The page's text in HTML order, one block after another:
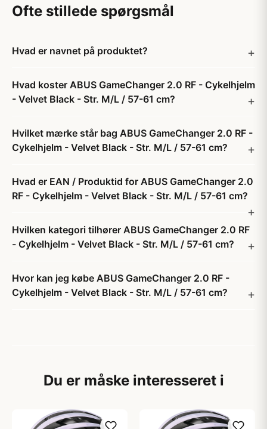
Ofte stillede spørgsmål
Hvad er navnet på produktet?
Hvad koster ABUS GameChanger 2.0 RF - Cykelhjelm
- Velvet Black - Str. M/L / 57-61 cm?
Hvilket mærke står bag ABUS GameChanger 2.0 RF -
Cykelhjelm - Velvet Black - Str. M/L / 57-61 cm?
Hvad er EAN / Produktid for ABUS GameChanger 2.0
RF - Cykelhjelm - Velvet Black - Str. M/L / 57-61 cm?
Hvilken kategori tilhører ABUS GameChanger 2.0 RF
- Cykelhjelm - Velvet Black - Str. M/L / 57-61 cm?
Hvor kan jeg købe ABUS GameChanger 2.0 RF -
Cykelhjelm - Velvet Black - Str. M/L / 57-61 cm?
Du er måske interesseret i